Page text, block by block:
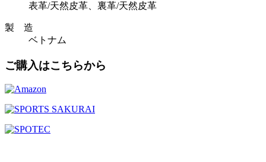
表革/天然皮革、裏革/天然皮革
製 造
ベトナム
ご購入はこちらから